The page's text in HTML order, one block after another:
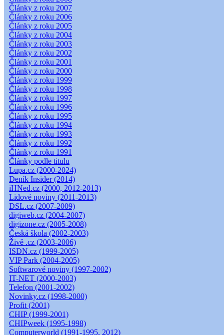
Články z roku 2007
Články z roku 2006
Články z roku 2005
Články z roku 2004
Články z roku 2003
Články z roku 2002
Články z roku 2001
Články z roku 2000
Články z roku 1999
Články z roku 1998
Články z roku 1997
Články z roku 1996
Články z roku 1995
Články z roku 1994
Články z roku 1993
Články z roku 1992
Články z roku 1991
Články podle titulu
Lupa.cz (2000-2024)
Deník Insider (2014)
iHNed.cz (2000, 2012-2013)
Lidové noviny (2011-2013)
DSL.cz (2007-2009)
digiweb.cz (2004-2007)
digizone.cz (2005-2008)
Česká škola (2002-2003)
Živě .cz (2003-2006)
ISDN.cz (1999-2005)
VIP Park (2004-2005)
Softwarové noviny (1997-2002)
IT-NET (2000-2003)
Telefon (2001-2002)
Novinky.cz (1998-2000)
Profit (2001)
CHIP (1999-2001)
CHIPweek (1995-1998)
Computerworld (1991-1995, 2012)